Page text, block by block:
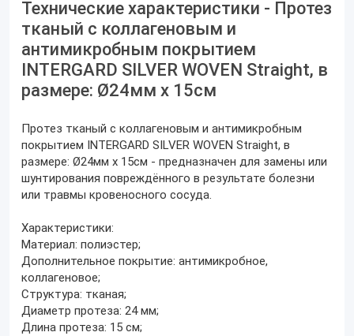
Технические характеристики - Протез
тканый с коллагеновым и
антимикробным покрытием
INTERGARD SILVER WOVEN Straight, в
размере: Ø24мм х 15см
Протез тканый с коллагеновым и антимикробным
покрытием INTERGARD SILVER WOVEN Straight, в
размере: Ø24мм х 15см - предназначен для замены или
шунтирования повреждённого в результате болезни
или травмы кровеносного сосуда.
Характеристики:
Материал: полиэстер;
Дополнительное покрытие: антимикробное,
коллагеновое;
Структура: тканая;
Диаметр протеза: 24 мм;
Длина протеза: 15 см;